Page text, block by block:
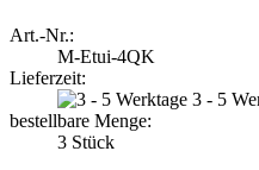
Art.-Nr.:
M-Etui-4QK
Lieferzeit:
3 - 5
bestellbare Menge:
3 Stück